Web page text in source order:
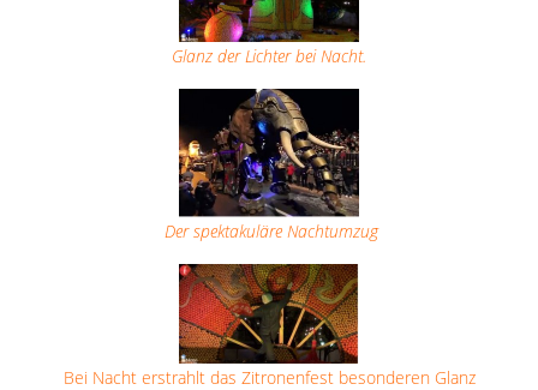
Glanz der Lichter bei Nacht.
Der spektakuläre Nachtumzug
Bei Nacht erstrahlt das Zitronenfest besonderen Glanz